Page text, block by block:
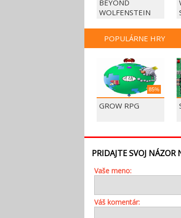
BEYOND
WOLFENSTEIN
POPULÁRNE HRY
85%
GROW RPG
PRIDAJTE SVOJ NÁZOR
Vaše meno:
Váš komentár: